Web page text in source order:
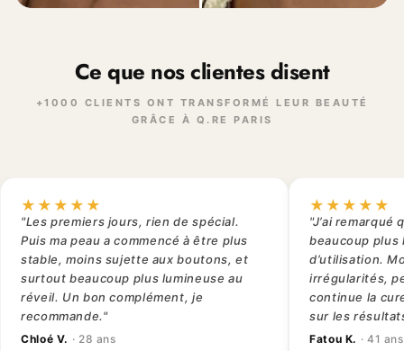
Ce que nos clientes disent
+1000 CLIENTS ONT TRANSFORMÉ LEUR BEAUTÉ
GRÂCE À Q.RE PARIS
★★★★★
"Les premiers jours, rien de spécial.
Puis ma peau a commencé à être plus
stable, moins sujette aux boutons, et
surtout beaucoup plus lumineuse au
réveil. Un bon complément, je
recommande."
Chloé V. · 28 ans
★★★★★
"J’ai
beaucoup plus
d’utilisation.
irrégularités,
continue la
sur les
Fatou K. · 41 ans